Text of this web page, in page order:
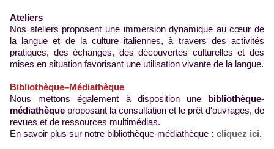
Ateliers
Nos ateliers proposent une immersion dynamique au cœur de
la langue et de la culture italiennes, à travers des activités
pratiques, des échanges, des découvertes culturelles et des
mises en situation favorisant une utilisation vivante de la langue.
Bibliothèque–Médiathèque
Nous mettons également à disposition une bibliothèque-
médiathèque proposant la consultation et le prêt d'ouvrages, de
revues et de ressources multimédias.
En savoir plus sur notre bibliothèque-médiathèque : cliquez ici.